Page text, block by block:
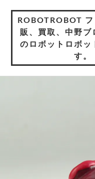
ROBOTROBOT
販、買取、中野ブ
のロボットロボッ
す。